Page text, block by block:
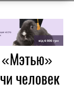
«Мэтью»
человек